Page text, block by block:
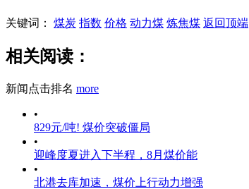
关键词： 煤炭 指数 价格 动力煤 炼焦煤 返回顶端
相关阅读：
新闻点击排名 more
•
829元/吨! 煤价突破僵局
•
迎峰度夏进入下半程，8月煤价能
•
北港去库加速，煤价上行动力增强